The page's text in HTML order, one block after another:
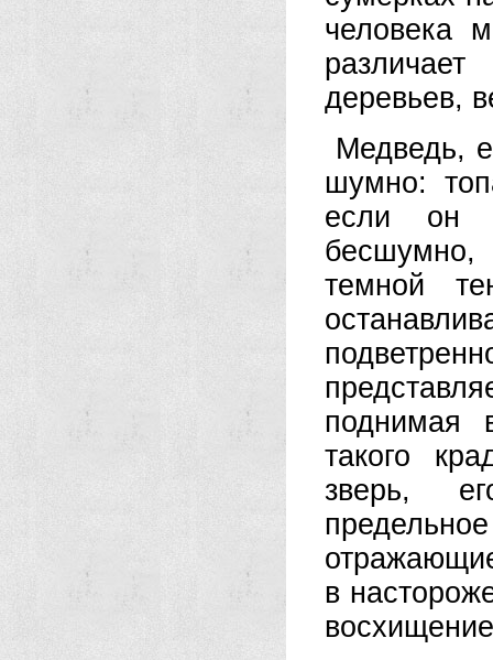
человека
деревьев,
Медведь,
шумно:
если он
бесшумно,
темной
поднимая
такого
зверь,
в